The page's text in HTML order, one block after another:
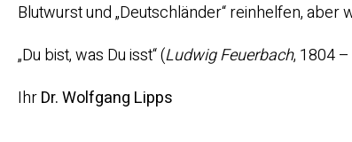
Blutwurst und „Deutschländer“ reinhelfen,
„Du bist, was Du isst“ (Ludwig Feuerbach, 1804
IhrDr. Wolfgang Lipps